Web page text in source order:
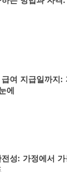
여 지급일까지:
에
성: 가정에서